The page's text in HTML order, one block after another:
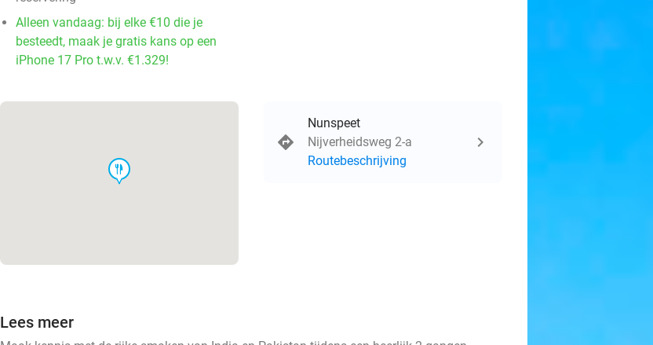
Alleen vandaag: bij elke €10 die je
besteedt, maak je gratis kans op een
iPhone 17 Pro t.w.v. €1.329!
food
Nunspeet
Nijverheidsweg 2-a
Routebeschrijving
Lees meer